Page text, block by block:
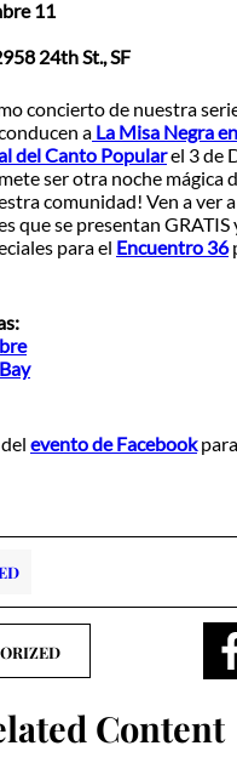
11
24th St., SF
concierto de nuestra
a La Misa Negra
del Canto Popularel 3 de
ser otra noche mágica
comunidad! Ven a ver
que se presentan GRATIS
para el Encuentro 36
evento de Facebook
Content